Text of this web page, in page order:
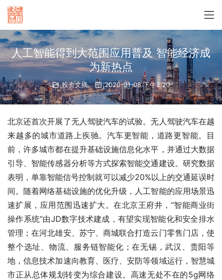
人工智能得到大范围应用普及 智能经济成
为新热点
投资文摘 2020-01-08 下午3:20
北京还首次开展了无人驾驶汽车的试验。无人驾驶汽车在越
来越多的城市道路上疾驰。汽车更智能，道路更智能。目
前，许多城市都在提升基础设施信息化水平，并通过大数据
引导、智能传感器分析等方式探索智能交通建设。研究数据
表明，单靠智能信号控制就可以减少20%以上的交通延误时
间。随着网络基础设施的优化升级，人工智能的应用场景迅
速扩展，应用范围迅速扩大。在北京王府井，“智能商业街
操作系统”由JD数字技术建成，有望实现智能化和安全排水
管理；在河北雄安、苏宁、商城联合打造云门零售门店，使
整个选址、物流、服务链智能化；在无锡，武汉、贵阳等
地，信息技术加速向教育、医疗、安防等领域运行，智慧城
市正从总体规划转变为综合建设。高速无处不在的5g网络